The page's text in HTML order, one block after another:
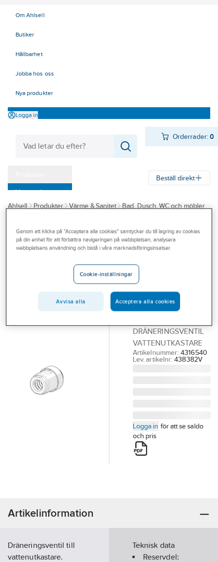
Om Ahlsell
Butiker
Hållbarhet
Jobba hos oss
Nya produkter
Logga in
Orderrader:0
Varumärken
Kampanjer
Branscher
Beställ direkt
Ahlsell Produkter Värme & Sanitet
Bad, Dusch, WC och möbler
Reservdelar blandare
Reservdelar Oras övrigt
Dräneringsventil
till
vattenutkastare,
Oras
DRÄNERINGSVENTIL
VATTENUTKASTARE
Artikelnummer: 4316540
Lev. artikelnr: 438382V
Logga in för att se saldo
och pris
Artikelinformation
Dräneringsventil till
vattenutkastare.
Teknisk data
Reservdel:
Genom att klicka på "Acceptera alla cookies" samtycker du till lagring av cookies
på din enhet för att förbättra navigeringen på webbplatsen, analysera
webbplatsens användning och bistå i våra marknadsföringsinsatser.
Cookie-inställningar
Avvisa alla Acceptera alla cookies